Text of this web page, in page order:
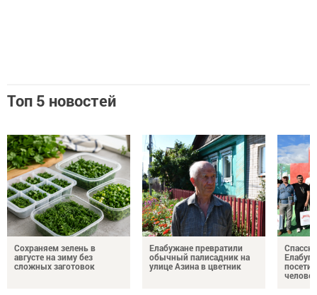
Топ 5 новостей
Сохраняем зелень в
августе на зиму без
сложных заготовок
Елабужане превратили
обычный палисадник на
улице Азина в цветник
человек